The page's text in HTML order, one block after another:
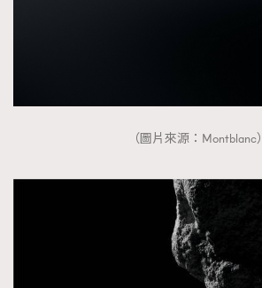
（圖片來源：Montblanc）